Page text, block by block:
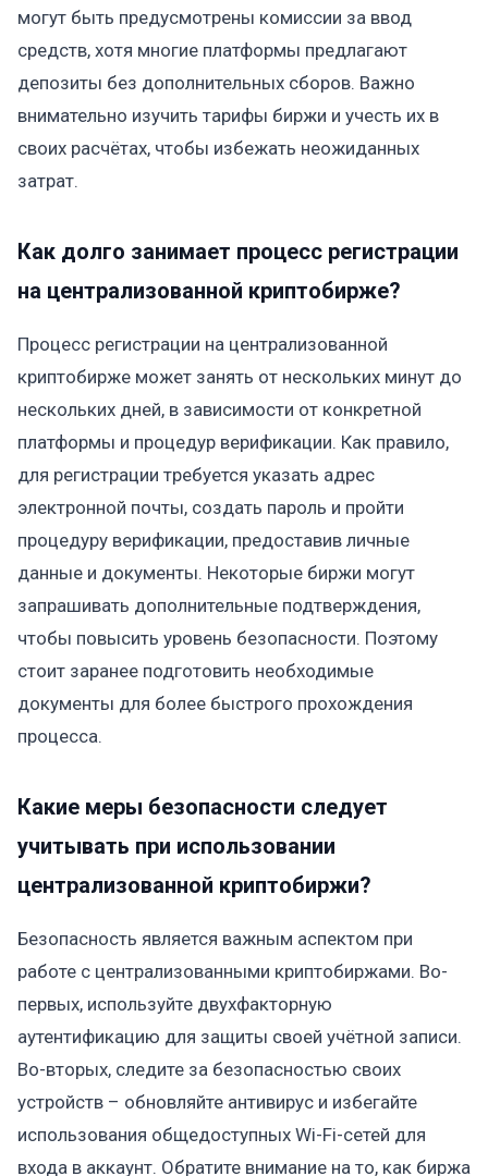
могут быть предусмотрены комиссии за ввод
средств, хотя многие платформы предлагают
депозиты без дополнительных сборов. Важно
внимательно изучить тарифы биржи и учесть их в
своих расчётах, чтобы избежать неожиданных
затрат.
Как долго занимает процесс регистрации
на централизованной криптобирже?
Процесс регистрации на централизованной
криптобирже может занять от нескольких минут до
нескольких дней, в зависимости от конкретной
платформы и процедур верификации. Как правило,
для регистрации требуется указать адрес
электронной почты, создать пароль и пройти
процедуру верификации, предоставив личные
данные и документы. Некоторые биржи могут
запрашивать дополнительные подтверждения,
чтобы повысить уровень безопасности. Поэтому
стоит заранее подготовить необходимые
документы для более быстрого прохождения
процесса.
Какие меры безопасности следует
учитывать при использовании
централизованной криптобиржи?
Безопасность является важным аспектом при
работе с централизованными криптобиржами. Во-
первых, используйте двухфакторную
аутентификацию для защиты своей учётной записи.
Во-вторых, следите за безопасностью своих
устройств – обновляйте антивирус и избегайте
использования общедоступных Wi-Fi-сетей для
входа в аккаунт. Обратите внимание на то, как биржа